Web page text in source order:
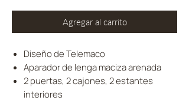
Agregar al carrito
Diseño de Telemaco
Aparador de lenga maciza arenada
2 puertas, 2 cajones, 2 estantes
interiores